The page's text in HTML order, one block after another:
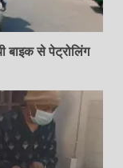
बाइक से पेट्रोलिंग